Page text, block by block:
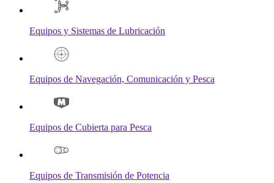
Equipos y Sistemas de Lubricación
Equipos de Navegación, Comunicación y Pesca
Equipos de Cubierta para Pesca
Equipos de Transmisión de Potencia